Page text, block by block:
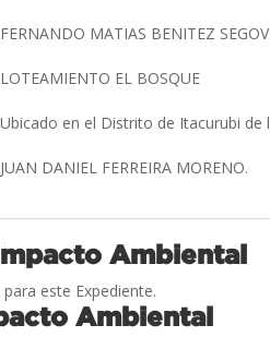
FERNANDO MATIAS BENITEZ
LOTEAMIENTO EL BOSQUE
Ubicado en el Distrito de Itacurubi
JUAN DANIEL FERREIRA MORENO.
Ambiental
este Expediente.
Ambiental